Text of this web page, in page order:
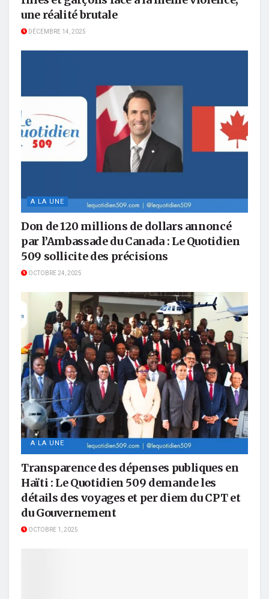
une réalité brutale
DÉCEMBRE 14, 2025
A LA UNE
Don de 120 millions de dollars annoncé
par l’Ambassade du Canada : Le Quotidien
509 sollicite des précisions
OCTOBRE 24, 2025
A LA UNE
Transparence des dépenses publiques en
Haïti : Le Quotidien 509 demande les
détails des voyages et per diem du CPT et
du Gouvernement
OCTOBRE 1, 2025